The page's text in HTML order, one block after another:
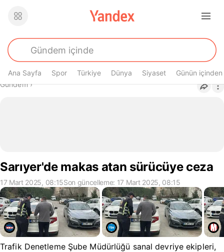
Ana Sayfa Spor Türkiye Dünya Siyaset Günün içinden
Buradasın
Gündem›
Sarıyer'de makas atan sürücüye ceza
17 Mart 2025, 08:15Son güncelleme: 17 Mart 2025, 08:15
Trafik Denetleme Şube Müdürlüğü sanal devriye ekipleri,